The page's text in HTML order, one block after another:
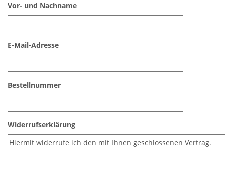
Vor- und Nachname
E-Mail-Adresse
Bestellnummer
Widerrufserklärung